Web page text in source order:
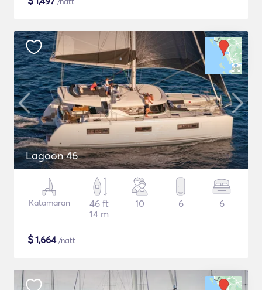
Lagoon 46
Katamaran
46 ft
14 m
10 6 6
$1,664/natt